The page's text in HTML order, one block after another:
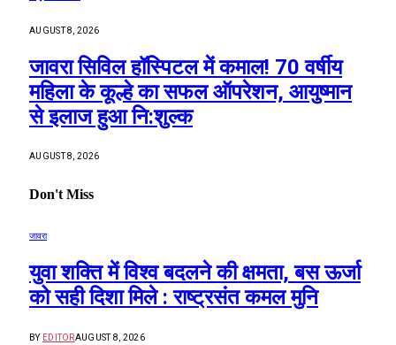
AUGUST 8, 2026
जावरा सिविल हॉस्पिटल में कमाल! 70 वर्षीय
महिला के कूल्हे का सफल ऑपरेशन, आयुष्मान
से इलाज हुआ नि:शुल्क
AUGUST 8, 2026
Don't Miss
जावरा
युवा शक्ति में विश्व बदलने की क्षमता, बस ऊर्जा
को सही दिशा मिले : राष्ट्रसंत कमल मुनि
BY EDITORAUGUST 8, 2026